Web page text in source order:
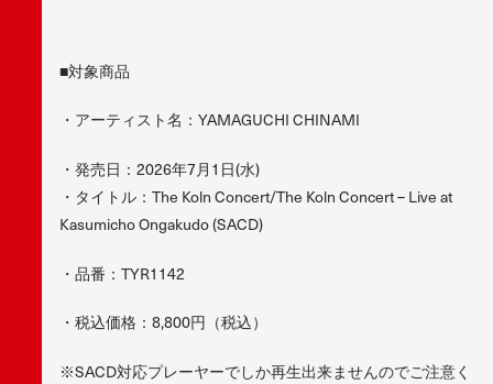
■対象商品
・アーティスト名：YAMAGUCHI CHINAMI
・発売日：2026年7月1日(水)
・タイトル：The Koln Concert/The Koln Concert – Live at
Kasumicho Ongakudo (SACD)
・品番：TYR1142
・税込価格：8,800円（税込）
※SACD対応プレーヤーでしか再生出来ませんのでご注意く